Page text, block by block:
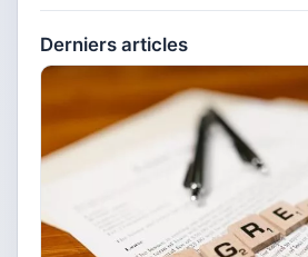
Derniers articles